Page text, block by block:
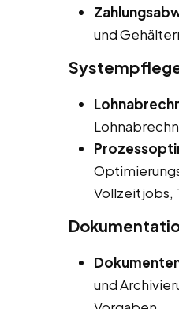
und
Vollzeitjobs,
und